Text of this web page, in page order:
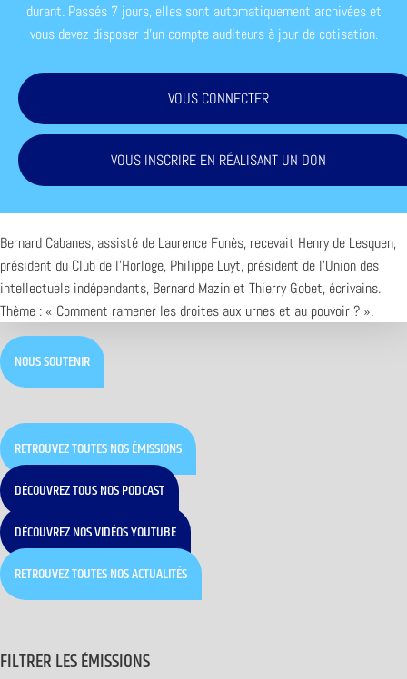
durant. Passés 7 jours, elles sont automatiquement archivées et
vous devez disposer d'un compte auditeurs à jour de cotisation.
VOUS CONNECTER
VOUS INSCRIRE EN RÉALISANT UN DON
Bernard Cabanes, assisté de Laurence Funès, recevait Henry de Lesquen,
président du Club de l’Horloge, Philippe Luyt, président de l’Union des
intellectuels indépendants, Bernard Mazin et Thierry Gobet, écrivains.
Thème : « Comment ramener les droites aux urnes et au pouvoir ? ».
NOUS SOUTENIR
RETROUVEZ TOUTES NOS ÉMISSIONS
DÉCOUVREZ TOUS NOS PODCAST
DÉCOUVREZ NOS VIDÉOS YOUTUBE
RETROUVEZ TOUTES NOS ACTUALITÉS
FILTRER LES ÉMISSIONS